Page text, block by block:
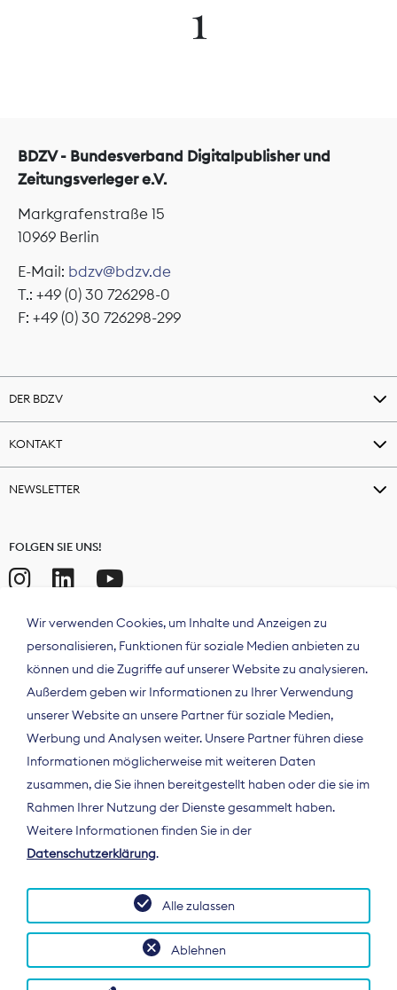
1
BDZV - Bundesverband Digitalpublisher und
Zeitungsverleger e.V.
Markgrafenstraße 15
10969 Berlin
E-Mail: bdzv@bdzv.de
T.: +49 (0) 30 726298-0
F: +49 (0) 30 726298-299
DER BDZV
KONTAKT
NEWSLETTER
FOLGEN SIE UNS!
Der Bundesverband Digitalpublisher und
Zeitungsverleger (BDZV) vertritt als
Spitzenorganisation die Interessen der
Deutschland und auf EU-Ebene.
Wir verwenden Cookies, um Inhalte und Anzeigen zu
personalisieren, Funktionen für soziale Medien anbieten zu
können und die Zugriffe auf unserer Website zu analysieren.
Außerdem geben wir Informationen zu Ihrer Verwendung
unserer Website an unsere Partner für soziale Medien,
Werbung und Analysen weiter. Unsere Partner führen diese
Informationen möglicherweise mit weiteren Daten
zusammen, die Sie ihnen bereitgestellt haben oder die sie im
Rahmen Ihrer Nutzung der Dienste gesammelt haben.
Weitere Informationen finden Sie in der
Datenschutzerklärung.
Ablehnen
Alle zulassen